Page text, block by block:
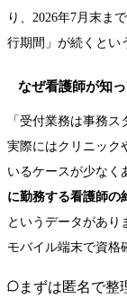
り、2026年7月末ま
行期間」が続くとい
なぜ看護師が知
「受付業務は事務
実際にはクリニック
いるケースが少なく
に勤務する看護師の
というデータがあり
モバイル端末で資格
まずは匿名で整